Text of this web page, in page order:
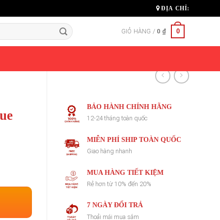
ĐỊA CHỈ:
GIỎ HÀNG / 0 ₫ 0
BẢO HÀNH CHÍNH HÃNG
12-24 tháng toàn quốc
MIỄN PHÍ SHIP TOÀN QUỐC
Giao hàng nhanh
MUA HÀNG TIẾT KIỆM
Rẻ hơn từ 10% đến 20%
7 NGÀY ĐỔI TRẢ
Thoải mái mua sắm